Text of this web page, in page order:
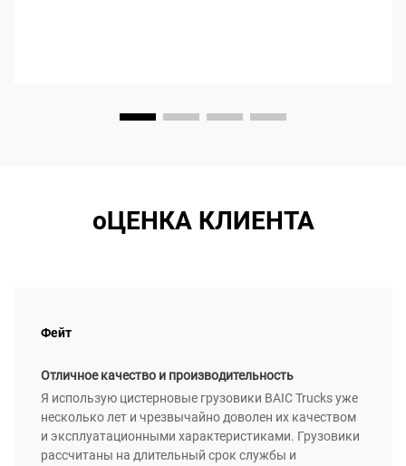
оЦЕНКА КЛИЕНТА
Фейт
Отличное качество и производительность
Я использую цистерновые грузовики BAIC Trucks уже
несколько лет и чрезвычайно доволен их качеством
и эксплуатационными характеристиками. Грузовики
рассчитаны на длительный срок службы и